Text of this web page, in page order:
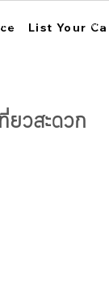
List Your
งาน สถ
ยวสะดวก